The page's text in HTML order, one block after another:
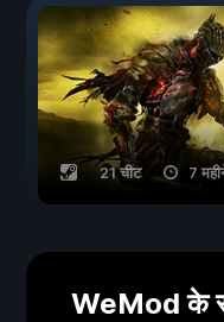
21 चीट 7
WeMod के